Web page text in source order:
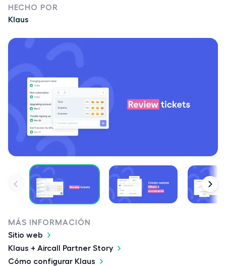
HECHO POR
Klaus
MÁS INFORMACIÓN
Sitio web
Klaus + Aircall Partner Story
Cómo configurar Klaus